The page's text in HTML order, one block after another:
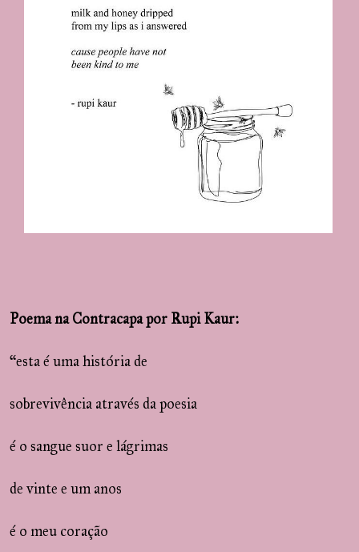
Poema na Contracapa por Rupi Kaur:
“esta é uma história de
sobrevivência através da poesia
é o sangue suor e lágrimas
de vinte e um anos
é o meu coração